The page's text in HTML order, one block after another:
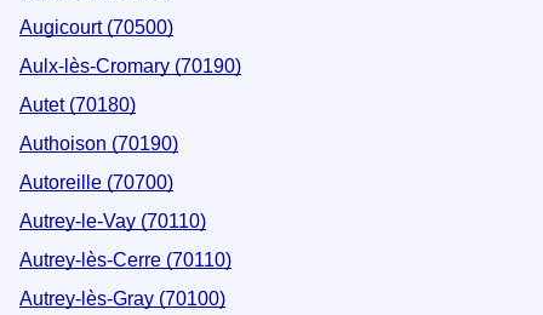
Augicourt (70500)
Aulx-lès-Cromary (70190)
Autet (70180)
Authoison (70190)
Autoreille (70700)
Autrey-le-Vay (70110)
Autrey-lès-Cerre (70110)
Autrey-lès-Gray (70100)